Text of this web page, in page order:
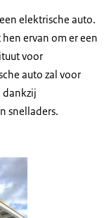
elektrische auto.
ervan om er een
voor
auto zal voor
dankzij
snelladers.